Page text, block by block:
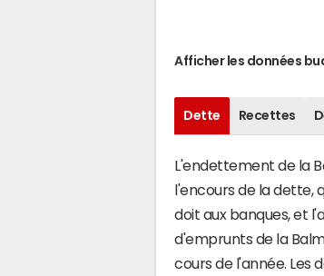
Afficher les données
Dette Recettes
L'endettement de la
l'encours de la dette,
doit aux banques, et
d'emprunts de la
cours de l'année. Les